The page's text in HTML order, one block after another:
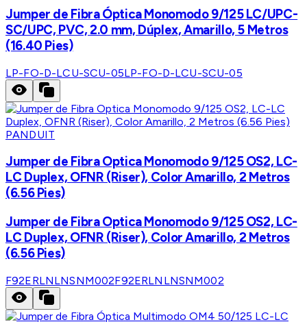
Jumper de Fibra Óptica Monomodo 9/125 LC/UPC-
SC/UPC, PVC, 2.0 mm, Dúplex, Amarillo, 5 Metros
(16.40 Pies)
LP-FO-D-LCU-SCU-05LP-FO-D-LCU-SCU-05
PANDUIT
Jumper de Fibra Optica Monomodo 9/125 OS2, LC-
LC Duplex, OFNR (Riser), Color Amarillo, 2 Metros
(6.56 Pies)
Jumper de Fibra Optica Monomodo 9/125 OS2, LC-
LC Duplex, OFNR (Riser), Color Amarillo, 2 Metros
(6.56 Pies)
F92ERLNLNSNM002F92ERLNLNSNM002